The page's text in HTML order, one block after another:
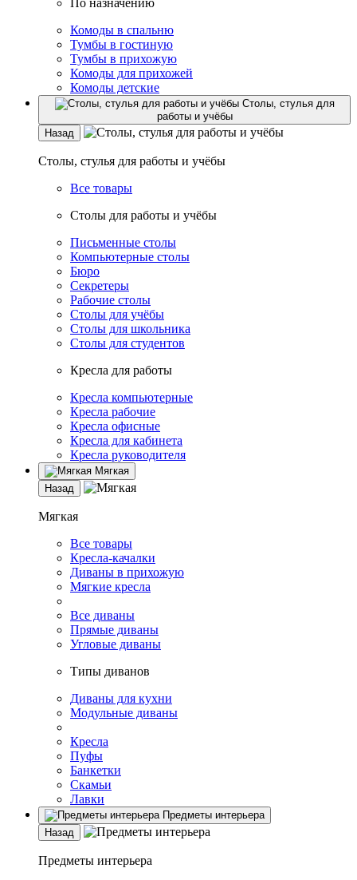
По назначению
Комоды в спальню
Тумбы в гостиную
Тумбы в прихожую
Комоды для прихожей
Комоды детские
Столы, стулья для
работы и учёбы
Назад
Столы, стулья для работы и учёбы
Все товары
Столы для работы и учёбы
Письменные столы
Компьютерные столы
Бюро
Секретеры
Рабочие столы
Столы для учёбы
Столы для школьника
Столы для студентов
Кресла для работы
Кресла компьютерные
Кресла рабочие
Кресла офисные
Кресла для кабинета
Кресла руководителя
Мягкая
Назад
Мягкая
Все товары
Кресла-качалки
Диваны в прихожую
Мягкие кресла
Все диваны
Прямые диваны
Угловые диваны
Типы диванов
Диваны для кухни
Модульные диваны
Кресла
Пуфы
Банкетки
Скамьи
Лавки
Предметы интерьера
Назад
Предметы интерьера